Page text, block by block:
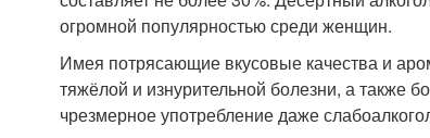
огромной популярностью среди женщин.
Имея потрясающие вкусовые качества и
тяжёлой и изнурительной болезни, а также
чрезмерное употребление даже